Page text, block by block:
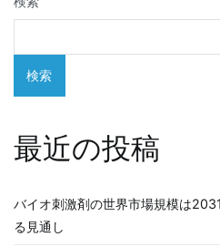
ー
シ
ョ
ン
検索
最近の投稿
バイオ刺激剤の世界市場規模は
る見通し